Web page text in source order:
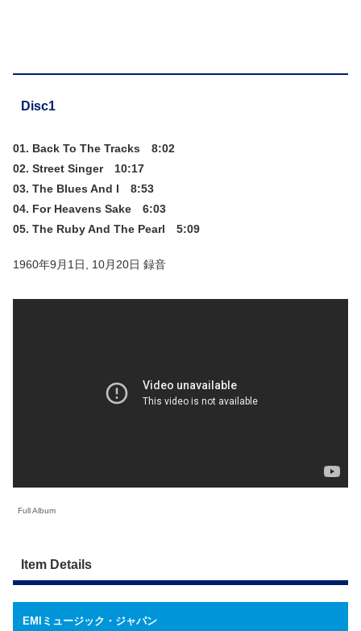
Disc1
01. Back To The Tracks 8:02
02. Street Singer 10:17
03. The Blues And I 8:53
04. For Heavens Sake 6:03
05. The Ruby And The Pearl 5:09
1960年9月1日, 10月20日 録音
Full Album
Item Details
EMIミュージック・ジャパン